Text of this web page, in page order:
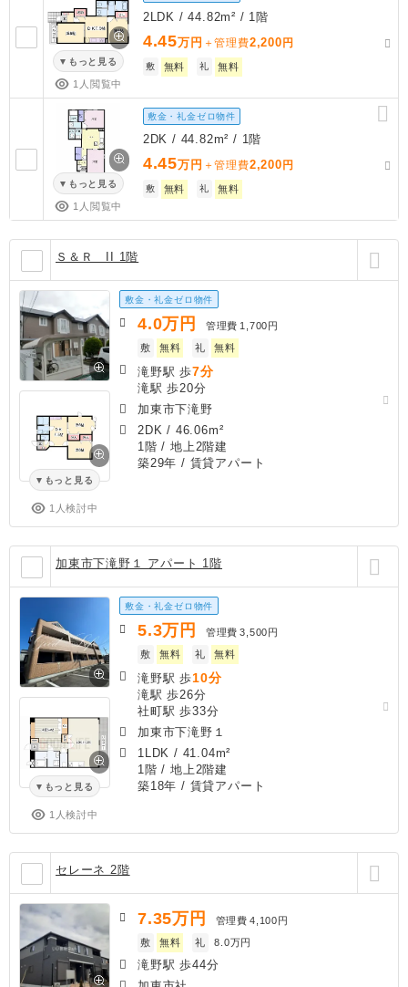
もっと見る
1人閲覧中
2LDK / 44.82m² / 1階
4.45万円 ＋管理費2,200 円
敷 無料 礼 無料
もっと見る
1人閲覧中
敷金・礼金ゼロ物件
2DK / 44.82m² / 1階
4.45万円 ＋管理費2,200 円
敷 無料 礼 無料
Ｓ＆Ｒ II 1階
もっと見る
1人検討中
敷金・礼金ゼロ物件
4.0万円 管理費 1,700円
敷
無料 礼 無料
滝野駅 歩7分
滝駅 歩20分
加東市下滝野
2DK / 46.06m²
1階 / 地上2階建
築29年 / 賃貸アパート
加東市下滝野１ アパート 1階
もっと見る
1人検討中
敷金・礼金ゼロ物件
5.3万円 管理費 3,500円
敷
無料 礼 無料
滝野駅 歩10分
滝駅 歩26分
社町駅 歩33分
加東市下滝野１
1LDK / 41.04m²
1階 / 地上2階建
築18年 / 賃貸アパート
セレーネ 2階
7.35万円 管理費 4,100円
敷
無料 礼 8.0万円
滝野駅 歩44分